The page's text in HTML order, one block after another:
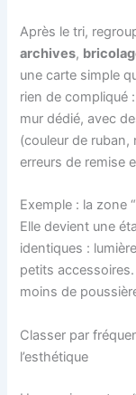
Après le tri,
archives,
une carte simple
rien de compliqué
mur dédié, avec
(couleur de
erreurs de remise
Exemple : la zone
Elle devient une
identiques :
petits
moins de
Classer par
l’esthétique